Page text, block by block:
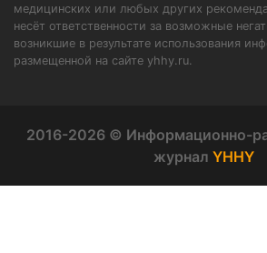
медицинских или любых других
несёт ответственности за возможные
возникшие в результате использования
размещенной на сайте yhhy.ru.
2016-2026 © Информационно-
журнал YHHY